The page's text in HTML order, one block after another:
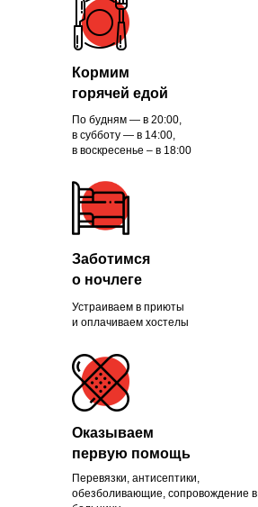
По будням — в 20:00,
в субботу — в 14:00,
в воскресенье – в 18:00
Устраиваем в приюты
и оплачиваем хостелы
Перевязки, антисептики,
обезболивающие, сопровождение в
Кормим
горячей едой
Заботимся
о ночлеге
Оказываем
первую помощь
Помогли больше, чем